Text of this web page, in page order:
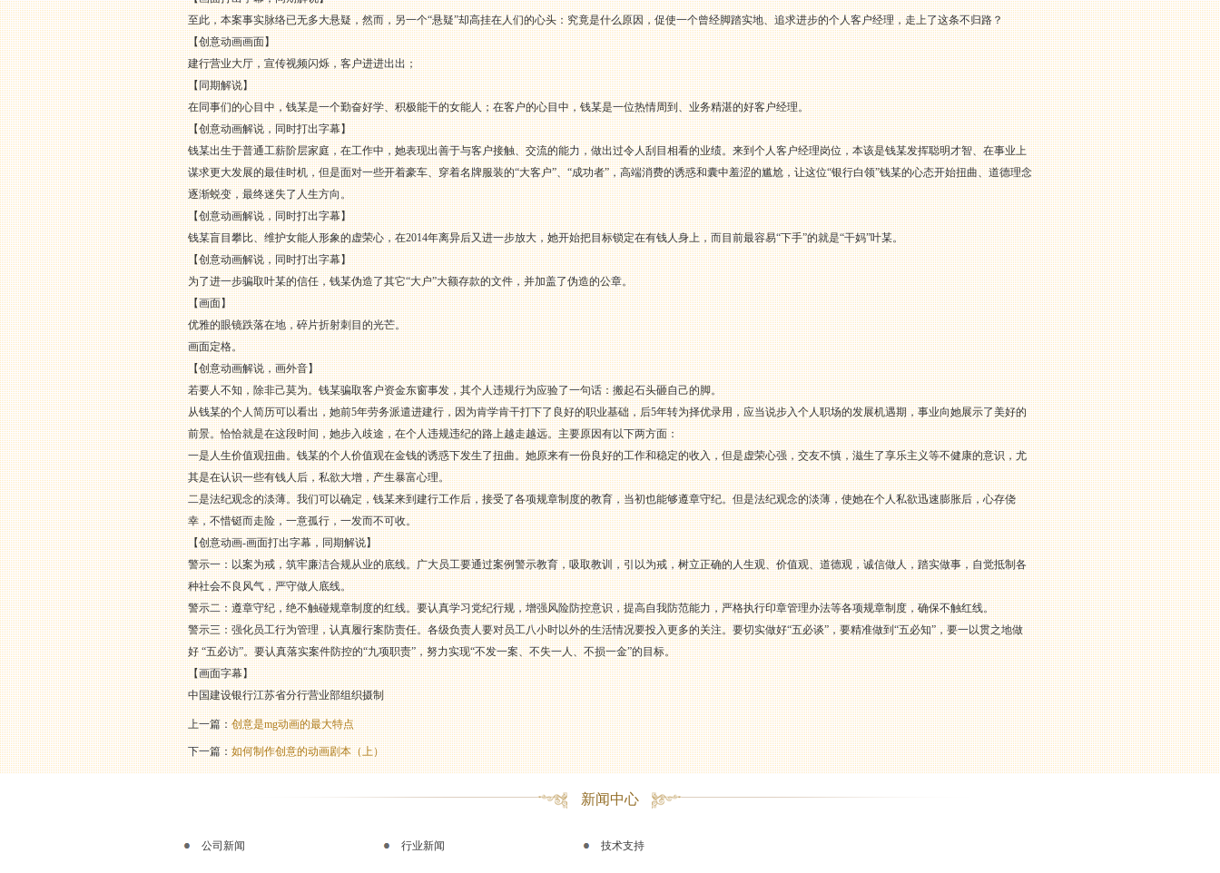
至此，本案事实脉络已无多大悬疑，然而，另一个“悬疑”却高挂在人们的心头：究竟是什么原因，促使一个曾经脚踏实地、追求进步的个人客户经理，走上了这条不归路？
【创意动画画面】
建行营业大厅，宣传视频闪烁，客户进进出出；
【同期解说】
在同事们的心目中，钱某是一个勤奋好学、积极能干的女能人；在客户的心目中，钱某是一位热情周到、业务精湛的好客户经理。
【创意动画解说，同时打出字幕】
钱某出生于普通工薪阶层家庭，在工作中，她表现出善于与客户接触、交流的能力，做出过令人刮目相看的业绩。来到个人客户经理岗位，本该是钱某发挥聪明才智、在事业上
谋求更大发展的最佳时机，但是面对一些开着豪车、穿着名牌服装的“大客户”、“成功者”，高端消费的诱惑和囊中羞涩的尴尬，让这位“银行白领”钱某的心态开始扭曲、道德理念
逐渐蜕变，最终迷失了人生方向。
【创意动画解说，同时打出字幕】
钱某盲目攀比、维护女能人形象的虚荣心，在2014年离异后又进一步放大，她开始把目标锁定在有钱人身上，而目前最容易“下手”的就是“干妈”叶某。
【创意动画解说，同时打出字幕】
为了进一步骗取叶某的信任，钱某伪造了其它“大户”大额存款的文件，并加盖了伪造的公章。
【画面】
优雅的眼镜跌落在地，碎片折射刺目的光芒。
画面定格。
【创意动画解说，画外音】
若要人不知，除非己莫为。钱某骗取客户资金东窗事发，其个人违规行为应验了一句话：搬起石头砸自己的脚。
从钱某的个人简历可以看出，她前5年劳务派遣进建行，因为肯学肯干打下了良好的职业基础，后5年转为择优录用，应当说步入个人职场的发展机遇期，事业向她展示了美好的
前景。恰恰就是在这段时间，她步入歧途，在个人违规违纪的路上越走越远。主要原因有以下两方面：
一是人生价值观扭曲。钱某的个人价值观在金钱的诱惑下发生了扭曲。她原来有一份良好的工作和稳定的收入，但是虚荣心强，交友不慎，滋生了享乐主义等不健康的意识，尤
其是在认识一些有钱人后，私欲大增，产生暴富心理。
二是法纪观念的淡薄。我们可以确定，钱某来到建行工作后，接受了各项规章制度的教育，当初也能够遵章守纪。但是法纪观念的淡薄，使她在个人私欲迅速膨胀后，心存侥
幸，不惜铤而走险，一意孤行，一发而不可收。
【创意动画-画面打出字幕，同期解说】
警示一：以案为戒，筑牢廉洁合规从业的底线。广大员工要通过案例警示教育，吸取教训，引以为戒，树立正确的人生观、价值观、道德观，诚信做人，踏实做事，自觉抵制各
种社会不良风气，严守做人底线。
警示二：遵章守纪，绝不触碰规章制度的红线。要认真学习党纪行规，增强风险防控意识，提高自我防范能力，严格执行印章管理办法等各项规章制度，确保不触红线。
警示三：强化员工行为管理，认真履行案防责任。各级负责人要对员工八小时以外的生活情况要投入更多的关注。要切实做好“五必谈”，要精准做到“五必知”，要一以贯之地做
好 “五必访”。要认真落实案件防控的“九项职责”，努力实现“不发一案、不失一人、不损一金”的目标。
【画面字幕】
中国建设银行江苏省分行营业部组织摄制
上一篇：创意是mg动画的最大特点
下一篇：如何制作创意的动画剧本（上）
新闻中心
公司新闻 行业新闻 技术支持